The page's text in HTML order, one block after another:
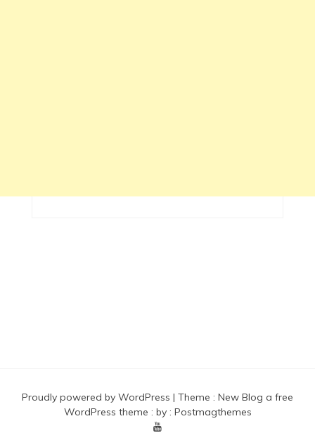
Proudly powered by WordPress | Theme : New Blog a free
WordPress theme : by : Postmagthemes